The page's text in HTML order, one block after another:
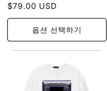
가
가
$79.00 USD
옵션 선택하기